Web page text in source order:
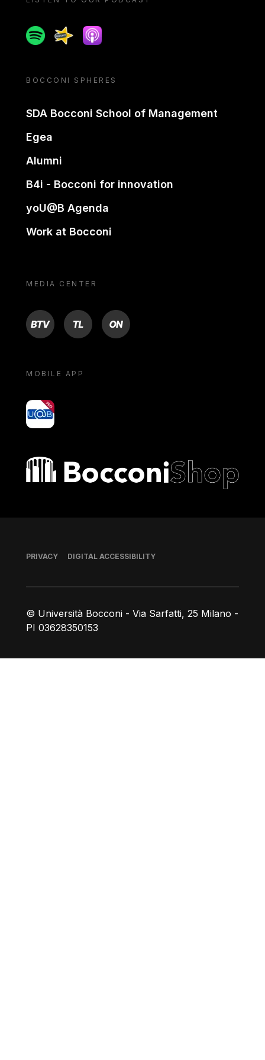
SpotifySpreakerApple podcast
BOCCONI SPHERES
SDA Bocconi School of Management
Egea
Alumni
B4i - Bocconi for innovation
yoU@B Agenda
Work at Bocconi
MEDIA CENTER
BTV TL ON
MOBILE APP
yoU@B
Bocconi shop
© Università Bocconi - Via Sarfatti, 25 Milano -
PI 03628350153
Footer
PRIVACY DIGITAL ACCESSIBILITY